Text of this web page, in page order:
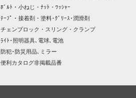
ﾎﾞﾙﾄ・小ねじ・ﾅｯﾄ・ﾜｯｼｬｰ
ﾃｰﾌﾟ・接着剤・塗料･ｸﾞﾘｰｽ･潤滑剤
チェンブロック・スリング・クランプ
ﾗｲﾄ･照明器具､電球､電池
防犯･防災用品､ミラー
便利カタログ非掲載品番